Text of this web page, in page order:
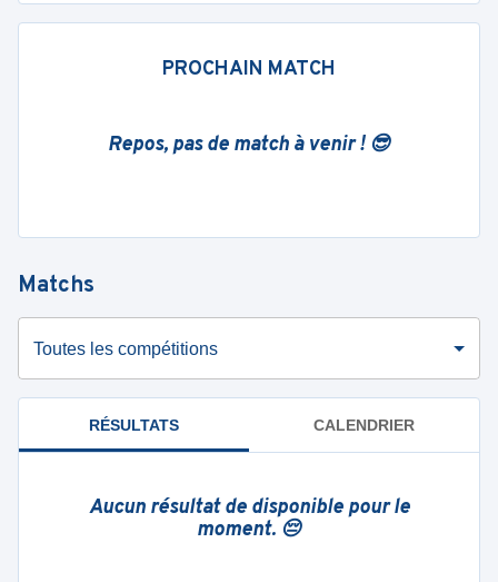
PROCHAIN MATCH
Repos, pas de match à venir ! 😎
Matchs
Toutes les compétitions
RÉSULTATS CALENDRIER
Aucun résultat de disponible pour le
moment. 😔